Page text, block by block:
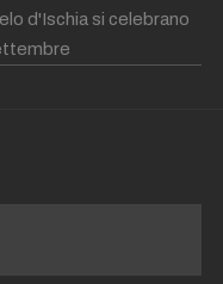
d'Ischia si celebrano